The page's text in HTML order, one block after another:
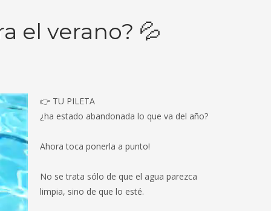
el verano? 💦
👉 TU PILETA
¿ha estado abandonada lo que va del año?
Ahora toca ponerla a punto!
No se trata sólo de que el agua parezca
limpia, sino de que lo esté.